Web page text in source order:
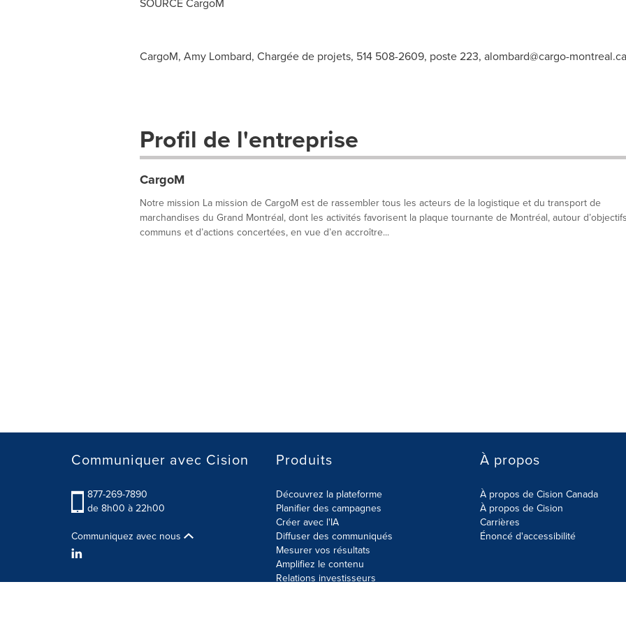
CargoM, Amy Lombard, Chargée de projets, 514 508-2609, poste 223, alombard@cargo-montreal.ca
Profil de l'entreprise
CargoM
Notre mission La mission de CargoM est de rassembler tous les acteurs de la logistique et du transport de
marchandises du Grand Montréal, dont les activités favorisent la plaque tournante de Montréal, autour
communs et d’actions concertées, en vue d’en accroître...
Communiquer avec Cision
877-269-7890
de 8h00 à 22h00
Communiquez avec nous
Produits
Découvrez la plateforme
Planifier des campagnes
Créer avec l'IA
Diffuser des communiqués
Mesurer vos résultats
Amplifiez le contenu
Relations investisseurs
À propos
À propos de Cision Canada
À propos de Cision
Carrières
Énoncé d'accessibilité